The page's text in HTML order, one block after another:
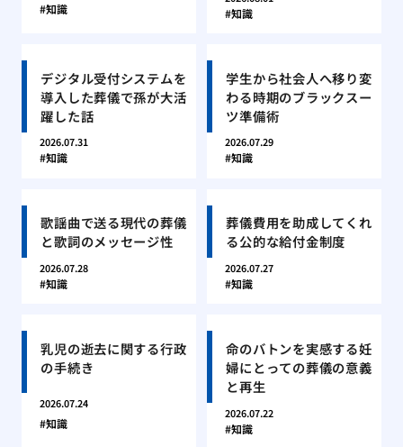
知識 知識
デジタル受付システムを
導入した葬儀で孫が大活
躍した話
2026.07.31
知識
学生から社会人へ移り変
わる時期のブラックスー
ツ準備術
2026.07.29
知識
歌謡曲で送る現代の葬儀
と歌詞のメッセージ性
2026.07.28
知識
葬儀費用を助成してくれ
る公的な給付金制度
2026.07.27
知識
乳児の逝去に関する行政
の手続き
2026.07.24
知識
命のバトンを実感する妊
婦にとっての葬儀の意義
と再生
2026.07.22
知識